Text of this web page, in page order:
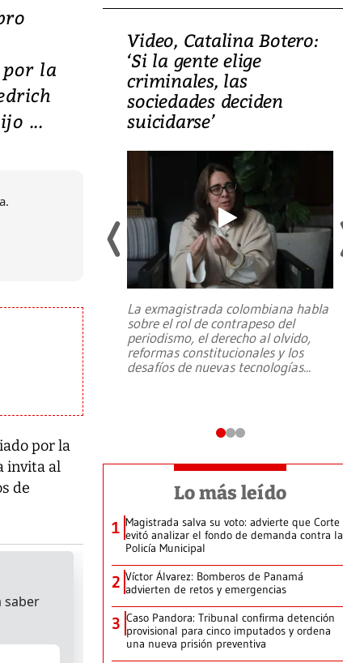
la
...
por la
invita al
de
una
Video, Catalina Botero:
‘Si la gente elige
criminales, las
sociedades deciden
suicidarse’
La exmagistrada colombiana habla
sobre el rol de contrapeso del
periodismo, el derecho al olvido,
reformas constitucionales y los
desafíos de nuevas tecnologías...
Lo más leído
1 Magistrada salva su voto: advierte que Corte
evitó analizar el fondo de demanda contra la
Policía Municipal
2 Víctor Álvarez: Bomberos de Panamá
advierten de retos y emergencias
3 Caso Pandora: Tribunal confirma detención
provisional para cinco imputados y ordena
una nueva prisión preventiva